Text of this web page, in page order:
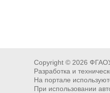
Copyright © 2026
Разработка и
На портале
При использовании